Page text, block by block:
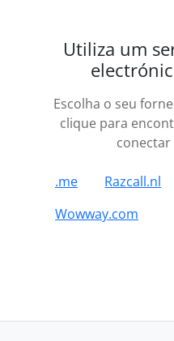
Utiliza um
Escolha o seu
clique para
.me Razcall.nl
Wowway.com